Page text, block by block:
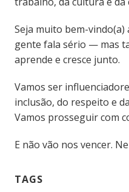
Seja muito bem-vindo(a)
gente fala sério — mas
aprende e cresce junto.
Vamos ser
inclusão, do respeito e
Vamos prosseguir com
E não vão nos vencer.
TAGS